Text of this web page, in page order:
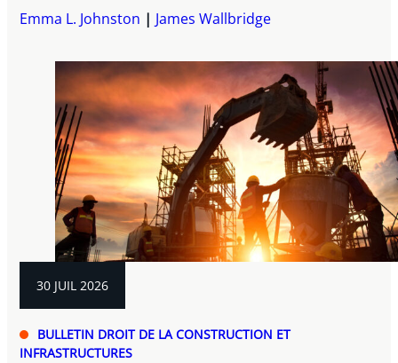
Emma L. Johnston James Wallbridge
30 JUIL 2026
BULLETIN DROIT DE LA CONSTRUCTION ET
INFRASTRUCTURES